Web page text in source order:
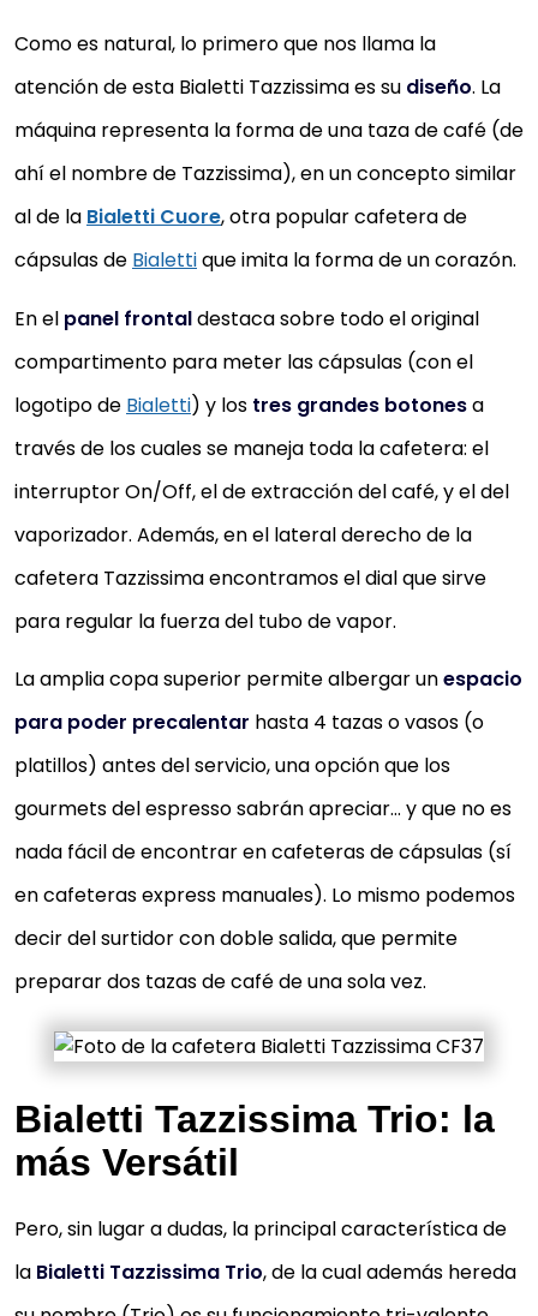
Como es natural, lo primero que nos llama la
atención de esta Bialetti Tazzissima es su diseño. La
máquina representa la forma de una taza de café (de
ahí el nombre de Tazzissima), en un concepto similar
al de la Bialetti Cuore, otra popular cafetera de
cápsulas de Bialettique imita la forma de un corazón.
En el panel frontaldestaca sobre todo el original
compartimento para meter las cápsulas (con el
logotipo de Bialetti) y los tres grandes botonesa
través de los cuales se maneja toda la cafetera: el
interruptor On/Off, el de extracción del café, y el del
vaporizador. Además, en el lateral derecho de la
cafetera Tazzissima encontramos el dial que sirve
para regular la fuerza del tubo de vapor.
La amplia copa superior permite albergar unespacio
para poder precalentar hasta 4 tazas o vasos (o
platillos) antes del servicio, una opción que los
gourmets del espresso sabrán apreciar… y que no es
nada fácil de encontrar en cafeteras de cápsulas (sí
en cafeteras express manuales). Lo mismo podemos
decir del surtidor con doble salida, que permite
preparar dos tazas de café de una sola vez.
Bialetti Tazzissima Trio: la
más Versátil
Pero, sin lugar a dudas, la principal característica de
la Bialetti Tazzissima Trio, de la cual además hereda